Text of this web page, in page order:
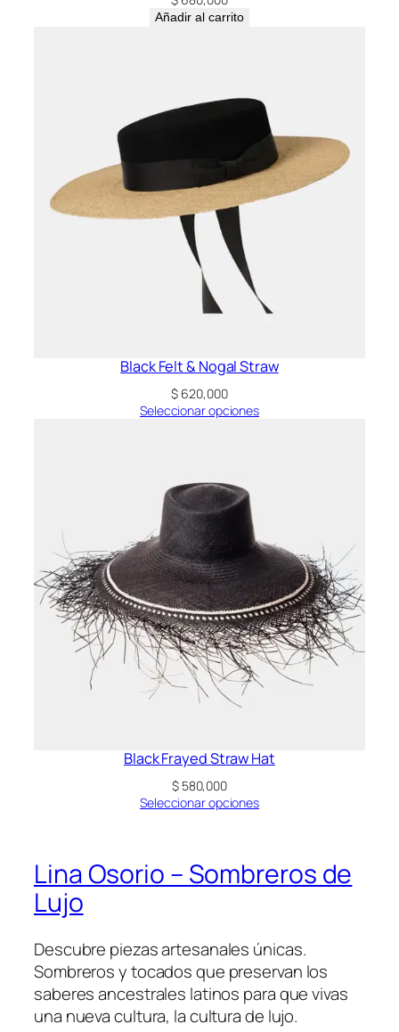
Añadir al carrito
Black Felt & Nogal Straw
$ 620,000
Seleccionar opciones
Black Frayed Straw Hat
$580,000
Seleccionar opciones
Lina Osorio – Sombreros de
Lujo
Descubre piezas artesanales únicas.
Sombreros y tocados que preservan los
saberes ancestrales latinos para que vivas
una nueva cultura, la cultura de lujo.